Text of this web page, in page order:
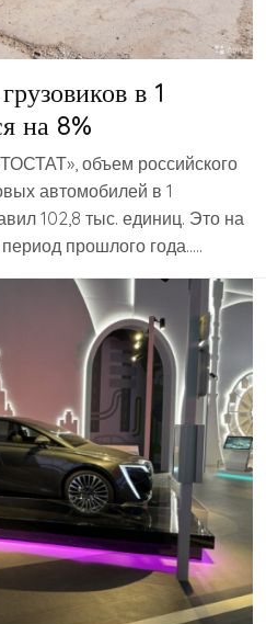
в 1
на 8%
объем российского
автомобилей в 1
102,8 тыс. единиц. Это на
прошлого года…..